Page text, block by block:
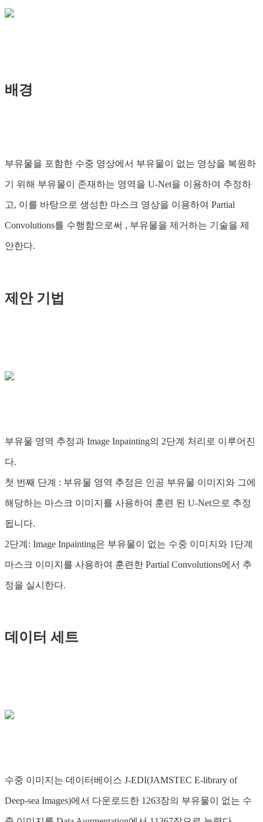
배경
부유물을 포함한 수중 영상에서 부유물이 없는 영상을 복원하
기 위해 부유물이 존재하는 영역을 U-Net을 이용하여 추정하
고, 이를 바탕으로 생성한 마스크 영상을 이용하여 Partial
Convolutions를 수행함으로써 , 부유물을 제거하는 기술을 제
안한다.
제안 기법
부유물 영역 추정과 Image Inpainting의 2단계 처리로 이루어진
다.
첫 번째 단계 : 부유물 영역 추정은 인공 부유물 이미지와 그에
해당하는 마스크 이미지를 사용하여 훈련 된 U-Net으로 추정
됩니다.
2단계: Image Inpainting은 부유물이 없는 수중 이미지와 1단계
마스크 이미지를 사용하여 훈련한 Partial Convolutions에서 추
정을 실시한다.
데이터 세트
수중 이미지는 데이터베이스 J-EDI(JAMSTEC E-library of
Deep-sea Images)에서 다운로드한 1263장의 부유물이 없는 수